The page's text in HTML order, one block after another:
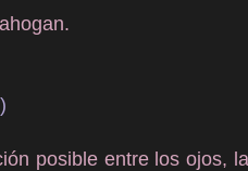
posible entre los ojos,